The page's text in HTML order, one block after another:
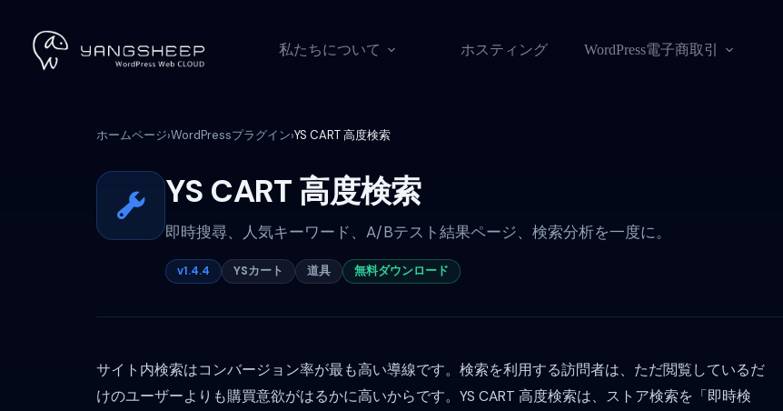
私たちについて ホスティング WordPress電子商取引
ホームページ›WordPressプラグイン›YS CART 高度検索
YS CART 高度検索
即時搜尋、人気キーワード、A/Bテスト結果ページ、検索分析を一度に。
v1.4.4 YSカート 道具 無料ダウンロード
サイト内検索はコンバージョン率が最も高い導線です。検索を利用する訪問者は、ただ閲覧しているだ
けのユーザーよりも購買意欲がはるかに高いからです。YS CART 高度検索は、ストア検索を「即時検